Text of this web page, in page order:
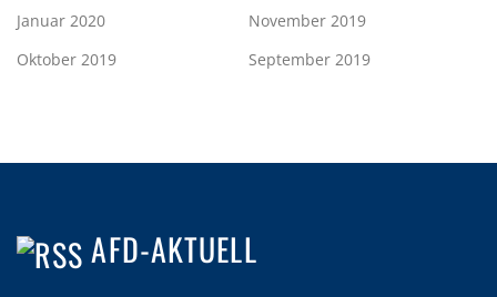
Januar 2020
November 2019
Oktober 2019
September 2019
AFD-AKTUELL